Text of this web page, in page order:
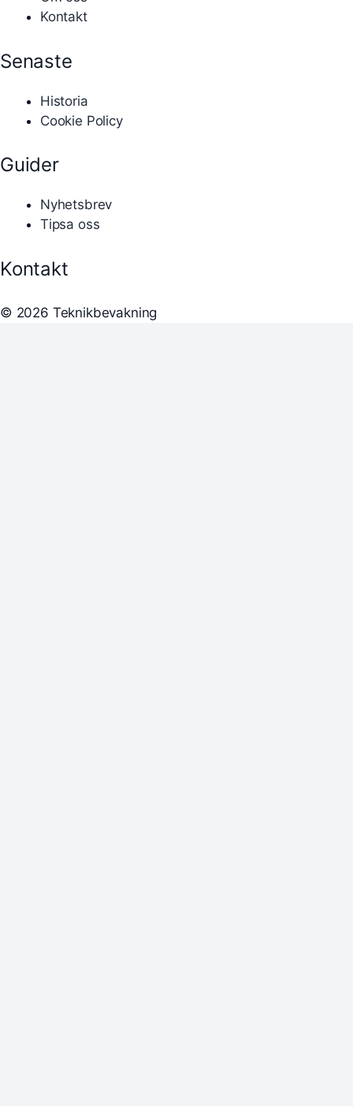
Kontakt
Senaste
Historia
Cookie Policy
Guider
Nyhetsbrev
Tipsa oss
Kontakt
© 2026 Teknikbevakning